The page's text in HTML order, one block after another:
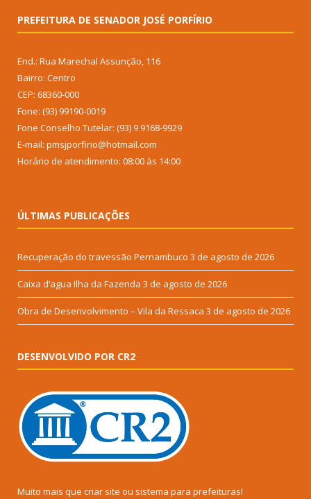
PREFEITURA DE SENADOR JOSÉ PORFÍRIO
End.: Rua Marechal Assunção, 116
Bairro: Centro
CEP: 68360-000
Fone: (93) 99190-0019
Fone Conselho Tutelar: (93) 9 9168-9929
E-mail: pmsjporfirio@hotmail.com
Horário de atendimento: 08:00 às 14:00
ÚLTIMAS PUBLICAÇÕES
Recuperação do travessão Pernambuco 3 de agosto de 2026
Caixa d’agua Ilha da Fazenda 3 de agosto de 2026
Obra de Desenvolvimento – Vila da Ressaca 3 de agosto de 2026
DESENVOLVIDO POR CR2
Muito mais que criar site ou sistema para prefeituras!